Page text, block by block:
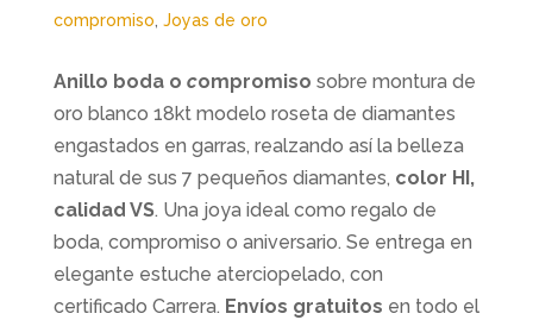
compromiso Joyas de oro
Anillo boda o compromiso sobre montura de
oro blanco 18kt modelo roseta de diamantes
engastados en garras, realzando así la belleza
natural de sus 7 pequeños diamantes, color HI,
calidad VS. Una joya ideal como regalo de
boda, compromiso o aniversario. Se entrega en
elegante estuche aterciopelado, con
certificado Carrera. Envíos gratuitos en todo el